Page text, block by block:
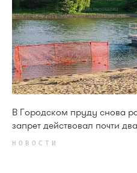
В Городском пруду снова
запрет действовал почти
НОВОСТИ